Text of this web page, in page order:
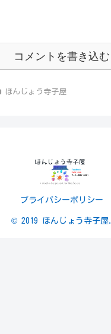
コメントを書き込む
ほんじょう寺子屋
プライバシーポリシー
© 2019 ほんじょう寺子屋.